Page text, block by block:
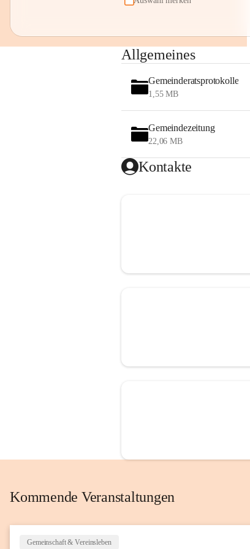
Allgemeines
Gemeinderatsprotokolle
1,55 MB
Gemeindezeitung
22,06 MB
Kontakte
Kommende Veranstaltungen
Gemeinschaft & Vereinsleben